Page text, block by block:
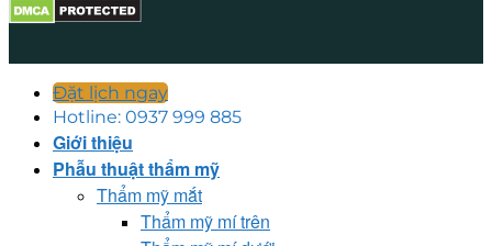
Đặt lịch ngay
Hotline: 0937 999 885
Giới thiệu
Phẫu thuật thẩm mỹ
Thẩm mỹ mắt
Thẩm mỹ mí trên